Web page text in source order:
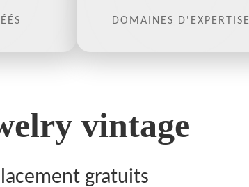
DOMAINES D'EXPERTISE
vintage
gratuits